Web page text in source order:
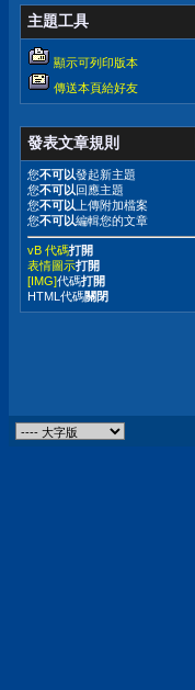
主題工具
顯示可列印版本
傳送本頁給好友
發表文章規則
您不可以發起新主題
您不可以 回應主題
您不可以 上傳附加檔案
您不可以編輯您的文章
vB 代碼打開
表情圖示打開
[IMG]代碼打開
HTML代碼關閉